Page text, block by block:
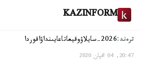
KAZINFORM
ترەند:2026-سايلاۋ وقيعاتاعايىنداۋاقوردا
20:47, 04 اقپان 2020